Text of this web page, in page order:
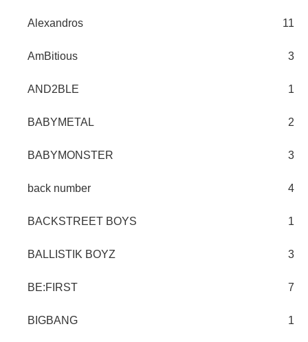
Alexandros 11
AmBitious 3
AND2BLE 1
BABYMETAL 2
BABYMONSTER 3
back number 4
BACKSTREET BOYS 1
BALLISTIK BOYZ 3
BE:FIRST 7
BIGBANG 1